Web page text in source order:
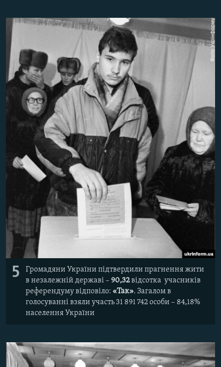
5
Громадяни України підтвердили прагнення жити
в незалежній державі – 90,32відсотка учасників
референдуму відповіло: «Так». Загалом в
голосуванні взяли участь 31 891 742 особи – 84,18%
населення України